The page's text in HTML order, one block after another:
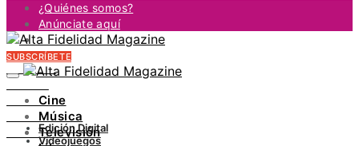
¿Quiénes somos?
Anúnciate aquí
Contacto
FACEBOOK
INSTAGRAM
PINTEREST
YOUTUBE
SUBSCRÍBETE
Cine
Música
Televisión
Edición Digital
Videojuegos